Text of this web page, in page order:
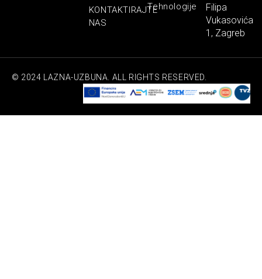
KONTAKTIRAJTE
NAS
Tehnologije
Filipa
Vukasovića
1, Zagreb
© 2024 LAZNA-UZBUNA. ALL RIGHTS RESERVED.